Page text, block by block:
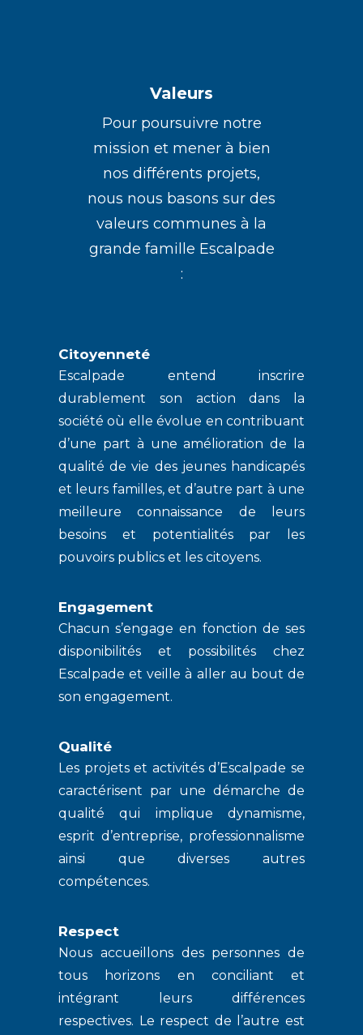
Valeurs
Pour poursuivre notre
mission et mener à bien
nos différents projets,
nous nous basons sur des
valeurs communes à la
grande famille Escalpade
:
Citoyenneté
Escalpade entend inscrire
durablement son action dans la
société où elle évolue en contribuant
d’une part à une amélioration de la
qualité de vie des jeunes handicapés
et leurs familles, et d’autre part à une
meilleure connaissance de leurs
besoins et potentialités par les
pouvoirs publics et les citoyens.
Engagement
Chacun s’engage en fonction de ses
disponibilités et possibilités chez
Escalpade et veille à aller au bout de
son engagement.
Qualité
Les projets et activités d’Escalpade se
caractérisent par une démarche de
qualité qui implique dynamisme,
esprit d’entreprise, professionnalisme
ainsi que diverses autres
compétences.
Respect
Nous accueillons des personnes de
tous horizons en conciliant et
intégrant leurs différences
respectives. Le respect de l’autre est